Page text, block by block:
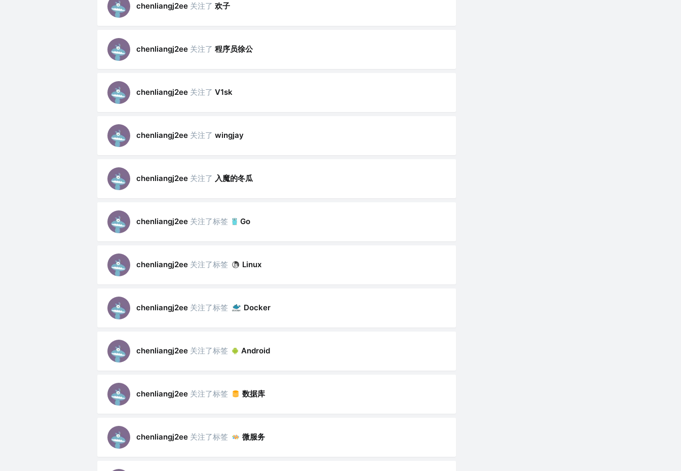
chenliangj2ee 关注了 欢子
chenliangj2ee 关注了 程序员徐公
chenliangj2ee 关注了 V1sk
chenliangj2ee 关注了 wingjay
chenliangj2ee 关注了 入魔的冬瓜
chenliangj2ee 关注了标签 Go
chenliangj2ee 关注了标签 Linux
chenliangj2ee 关注了标签 Docker
chenliangj2ee 关注了标签 Android
chenliangj2ee 关注了标签 数据库
chenliangj2ee 关注了标签 微服务